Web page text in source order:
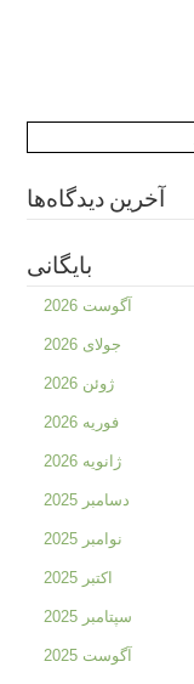
آخرین دیدگاه‌ها
بایگانی
آگوست 2026
جولای 2026
ژوئن 2026
فوریه 2026
ژانویه 2026
دسامبر 2025
نوامبر 2025
اکتبر 2025
سپتامبر 2025
آگوست 2025